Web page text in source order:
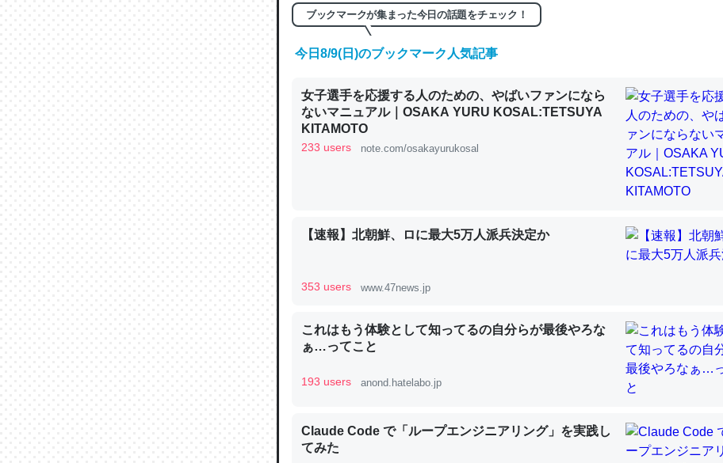
これは良記事。32768トークンだと英語小説100ページ分くらい。小説でいう「ず
の伏線」は回収されないけど、短期記憶というには多い分量。進化すればするほど
やすく強くなりそう
昆虫ってカルシウム少ないのか。知らんかった。調べたらコオロギのカルシウム分
論文では「淡水はカルシウムも酸素も不足してて両方に不利だから両方が拮抗して
は」とあって面白い。海にいる鋏角類（カブトガニ・ウミグモ）はカルシウムを使
─ニュース :: 【研究発表】昆虫学の大問題＝「昆虫はなぜ海にいないのか」に関する新仮説
ブックマークが集まった今日の話題をチェック！
今日8/9(日)のブックマーク人気記事
女子選手を応援する人のための、やばいファンになら
ないマニュアル｜OSAKA YURU KOSAL:TETSUYA
KITAMOTO
233 users note.com/osakayurukosal
【速報】北朝鮮、ロに最大5万人派兵決定か
353 users www.47news.jp
これはもう体験として知ってるの自分らが最後やろな
ぁ…ってこと
193 users anond.hatelabo.jp
Claude Code で「ループエンジニアリング」を実践し
てみた